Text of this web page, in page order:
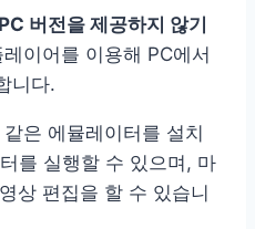
버전을 제공하지 않기
이어를 이용해 PC에서
니다.
같은 에뮬레이터를 설치
를 실행할 수 있으며, 마
상 편집을 할 수 있습니